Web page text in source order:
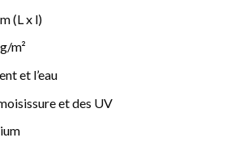
(L x l)
m²
et l’eau
et des UV